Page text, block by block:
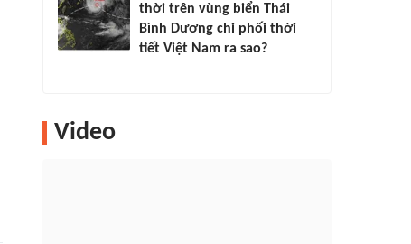
thời trên vùng biển Thái
Bình Dương chi phối thời
tiết Việt Nam ra sao?
Video